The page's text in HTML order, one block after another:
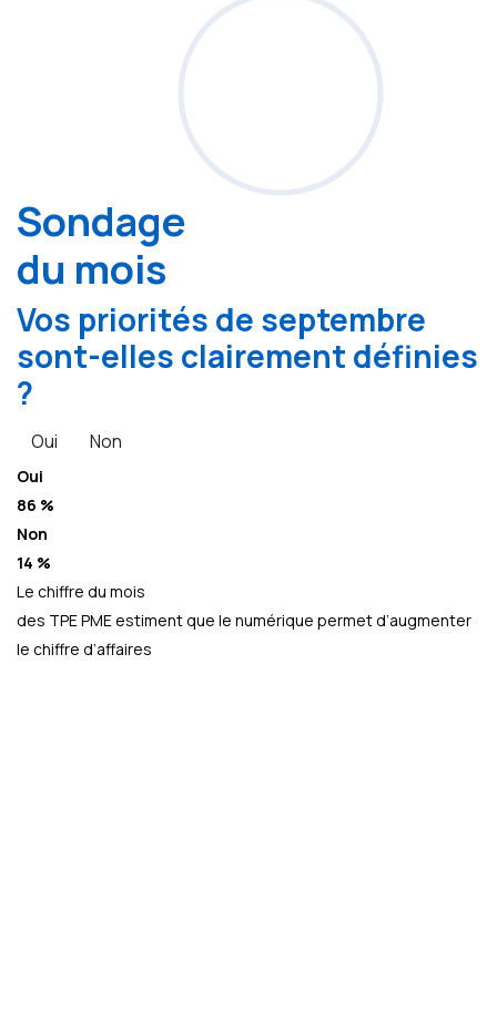
Sondage
du mois
Vos priorités de septembre
sont-elles clairement définies
?
Oui Non
Oui
86 %
Non
14 %
Le chiffre du mois
des TPE PME estiment que le numérique permet d’augmenter
le chiffre d’affaires